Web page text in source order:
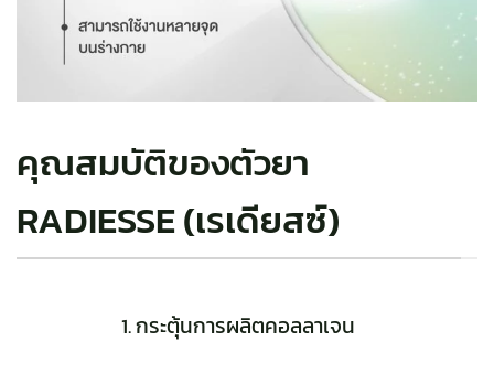
คุณสมบัติของตัวยา
RADIESSE (เรเดียสซ์)
กระตุ้นการผลิตคอลลาเจน